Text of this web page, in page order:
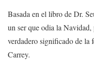
Basada en el libro de Dr.
un ser que odia la
verdadero significado de la
Carrey.